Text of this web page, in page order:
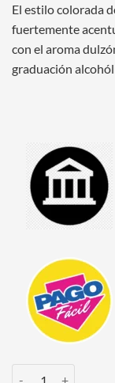
El estilo colorada
fuertemente
con el aroma
graduación